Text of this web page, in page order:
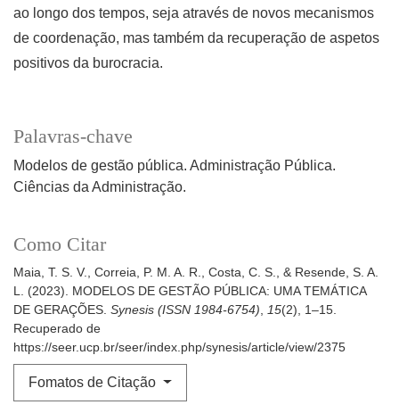
Palavras-chave
Modelos de gestão pública. Administração Pública.
Ciências da Administração.
Como Citar
Maia, T. S. V., Correia, P. M. A. R., Costa, C. S., & Resende, S. A.
L. (2023). MODELOS DE GESTÃO PÚBLICA: UMA TEMÁTICA
DE GERAÇÕES. Synesis (ISSN 1984-6754), 15(2), 1–15.
Recuperado de
https://seer.ucp.br/seer/index.php/synesis/article/view/2375
Fomatos de Citação
ao longo dos tempos, seja através de novos mecanismos
de coordenação, mas também da recuperação de aspetos
positivos da burocracia.